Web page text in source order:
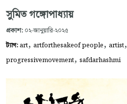
সুমিত গঙ্গোপাধ্যায়
প্রকাশ: ০২-জানুয়ারি-২০২৫
ট্যাগ:art, artforthesakeof people, artist,
progressivemovement, safdarhashmi